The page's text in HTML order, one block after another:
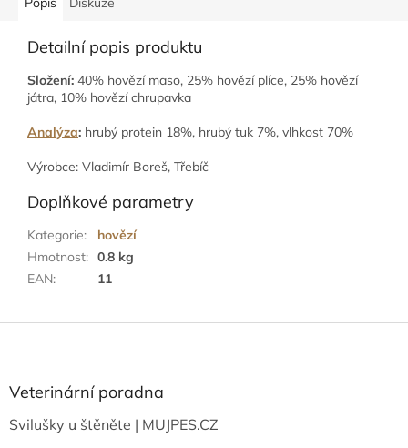
Detailní popis produktu
Složení: 40% hovězí maso, 25% hovězí plíce, 25% hovězí
játra, 10% hovězí chrupavka
Analýza: hrubý protein 18%, hrubý tuk 7%, vlhkost 70%
Výrobce: Vladimír Boreš, Třebíč
Doplňkové parametry
Kategorie:
hovězí
Hmotnost: 0.8 kg
EAN: 11
aVeterinární poradna
Svilušky u štěněte | MUJPES.CZ